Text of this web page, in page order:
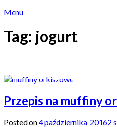
Menu
Tag: jogurt
Przepis na muffiny
Posted on4 października, 20162